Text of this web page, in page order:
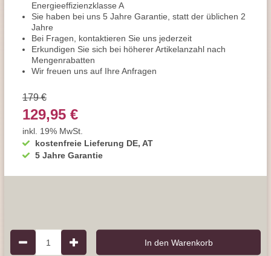
Energieeffizienzklasse A
Sie haben bei uns 5 Jahre Garantie, statt der üblichen 2
Jahre
Bei Fragen, kontaktieren Sie uns jederzeit
Erkundigen Sie sich bei höherer Artikelanzahl nach
Mengenrabatten
Wir freuen uns auf Ihre Anfragen
kostenfreie Lieferung DE, AT
5 Jahre Garantie
179 €
129,95 €
inkl. 19% MwSt.
1 In den Warenkorb